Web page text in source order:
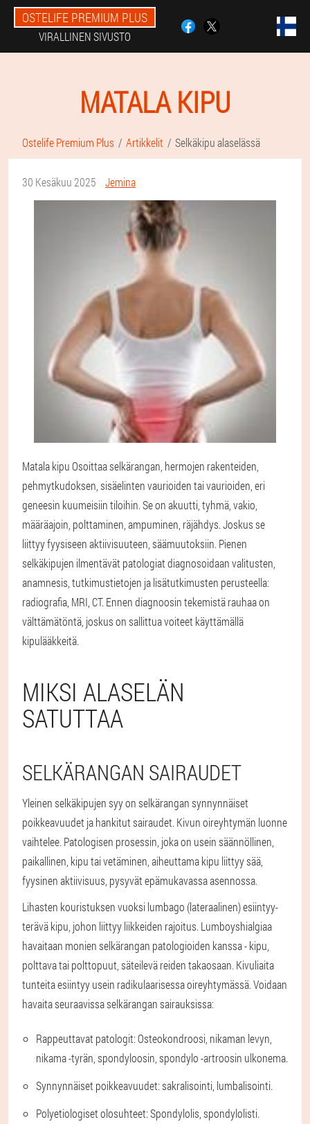
OSTELIFE PREMIUM PLUS
VIRALLINEN SIVUSTO
MATALA KIPU
Ostelife Premium Plus Artikkelit Selkäkipu alaselässä
30 Kesäkuu 2025 Jemina
Matala kipuOsoittaa selkärangan, hermojen rakenteiden,
pehmytkudoksen, sisäelinten vaurioiden tai vaurioiden, eri
geneesin kuumeisiin tiloihin. Se on akuutti, tyhmä, vakio,
määräajoin, polttaminen, ampuminen, räjähdys. Joskus se
liittyy fyysiseen aktiivisuuteen, säämuutoksiin. Pienen
selkäkipujen ilmentävät patologiat diagnosoidaan valitusten,
anamnesis, tutkimustietojen ja lisätutkimusten perusteella:
radiografia, MRI, CT. Ennen diagnoosin tekemistä rauhaa on
välttämätöntä, joskus on sallittua voiteet käyttämällä
kipulääkkeitä.
MIKSI ALASELÄN
SATUTTAA
SELKÄRANGAN SAIRAUDET
Yleinen selkäkipujen syy on selkärangan synnynnäiset
poikkeavuudet ja hankitut sairaudet. Kivun oireyhtymän luonne
vaihtelee. Patologisen prosessin, joka on usein säännöllinen,
paikallinen, kipu tai vetäminen, aiheuttama kipu liittyy sää,
fyysinen aktiivisuus, pysyvät epämukavassa asennossa.
Lihasten kouristuksen vuoksi lumbago (lateraalinen) esiintyy-
terävä kipu, johon liittyy liikkeiden rajoitus. Lumboyshialgiaa
havaitaan monien selkärangan patologioiden kanssa - kipu,
polttava tai polttopuut, säteilevä reiden takaosaan. Kivuliaita
tunteita esiintyy usein radikulaarisessa oireyhtymässä. Voidaan
havaita seuraavissa selkärangan sairauksissa:
Rappeuttavat patologit: Osteokondroosi, nikaman levyn,
nikama -tyrän, spondyloosin, spondylo -artroosin ulkonema.
Synnynnäiset poikkeavuudet: sakralisointi, lumbalisointi.
Polyetiologiset olosuhteet: Spondylolis, spondylolisti.